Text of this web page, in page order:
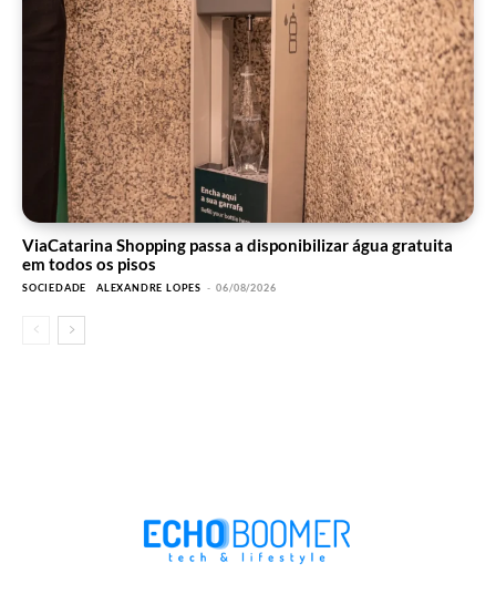
ViaCatarina Shopping passa a disponibilizar água gratuita
em todos os pisos
SOCIEDADE ALEXANDRE LOPES - 06/08/2026